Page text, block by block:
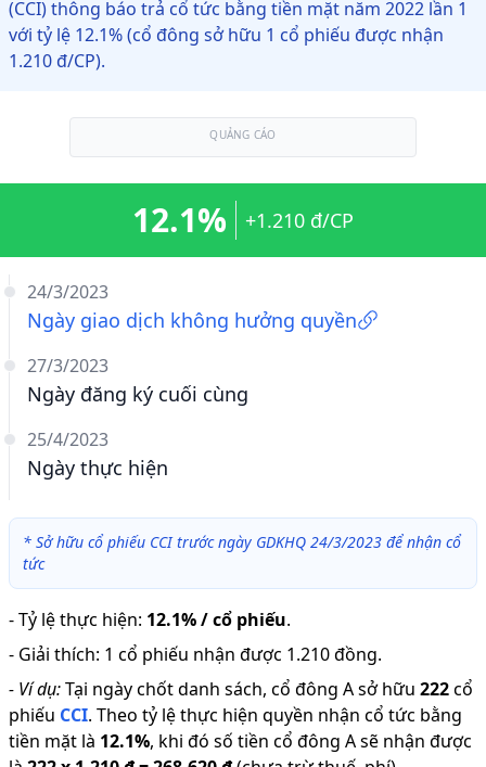
(CCI) thông báo trả cổ tức bằng tiền mặt năm 2022 lần 1
với tỷ lệ 12.1% (cổ đông sở hữu 1 cổ phiếu được nhận
1.210 đ/CP).
QUẢNG CÁO
24/3/2023
Ngày giao dịch không hưởng quyền
27/3/2023
Ngày đăng ký cuối cùng
25/4/2023
Ngày thực hiện
12.1% +1.210 đ/CP
* Sở hữu cổ phiếu CCI trước ngày GDKHQ 24/3/2023 để nhận cổ
tức
-Tỷ lệ thực hiện: 12.1% / cổ phiếu.
- Giải thích: 1 cổ phiếu nhận được 1.210 đồng.
- Ví dụ:Tại ngày chốt danh sách, cổ đông A sở hữu 222cổ
phiếu CCI. Theo tỷ lệ thực hiện quyền nhận cổ tức bằng
tiền mặt là 12.1%, khi đó số tiền cổ đông A sẽ nhận được